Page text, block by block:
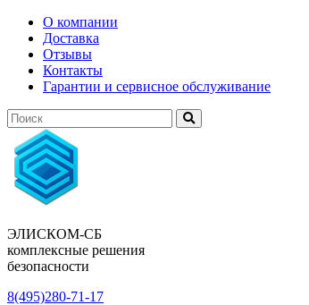
О компании
Доставка
Отзывы
Контакты
Гарантии и сервисное обслуживание
ЭЛИСКОМ-СБ
комплексные решения
безопасности
8(495)280-71-17